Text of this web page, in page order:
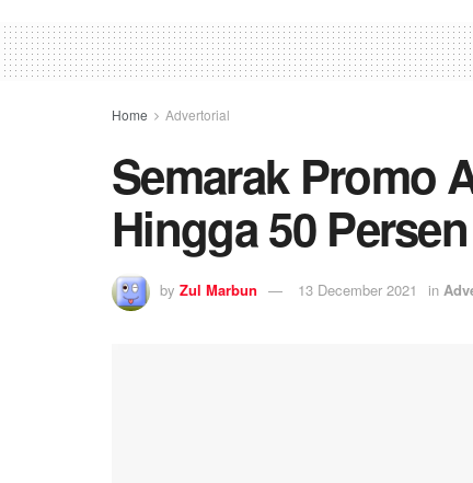
Home Advertorial
Semarak Promo
Hingga 50 Persen
by Zul Marbun 13 December 2021 in